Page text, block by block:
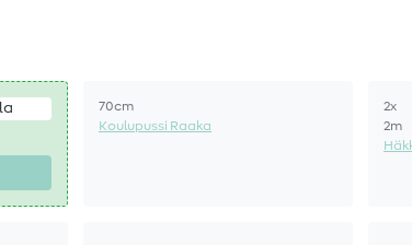
70cm
Koulupussi Raaka
2x
2m